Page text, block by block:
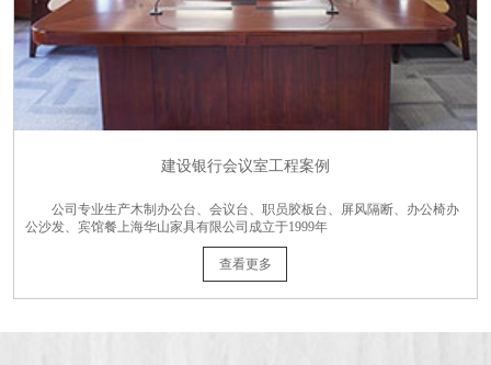
建设银行会议室工程案例
公司专业生产木制办公台、会议台、职员胶板台、屏风隔断、办公椅办
公沙发、宾馆餐上海华山家具有限公司成立于1999年
查看更多